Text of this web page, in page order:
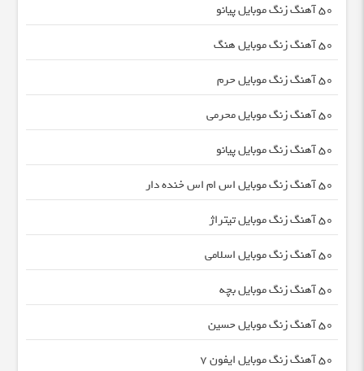
50 آهنگ زنگ موبایل پیانو
50 آهنگ زنگ موبایل هنگ
50 آهنگ زنگ موبایل حرم
50 آهنگ زنگ موبایل محرمی
50 آهنگ زنگ موبایل پیانو
50 آهنگ زنگ موبایل اس ام اس خنده دار
50 آهنگ زنگ موبایل تیتراژ
50 آهنگ زنگ موبایل اسلامی
50 آهنگ زنگ موبایل بچه
50 آهنگ زنگ موبایل حسین
50 آهنگ زنگ موبایل ایفون 7